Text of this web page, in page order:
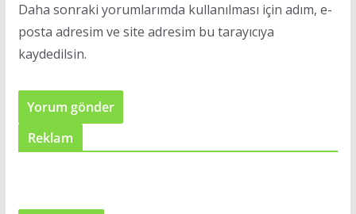
Daha sonraki yorumlarımda kullanılması için adım, e-
posta adresim ve site adresim bu tarayıcıya
kaydedilsin.
Reklam